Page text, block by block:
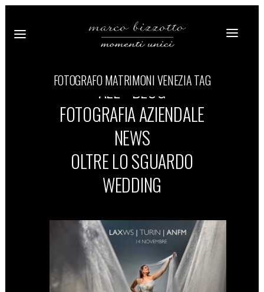
FOTOGRAFO MATRIMONI VENEZIA TAG
ALL BLOG
FOTOGRAFIA AZIENDALE
NEWS
OLTRE LO SGUARDO
WEDDING